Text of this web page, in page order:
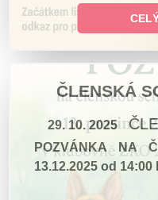
ČLENSKÁ
29. 10. 2025
POZVÁNKA NA
13.12.2025 od 14:00